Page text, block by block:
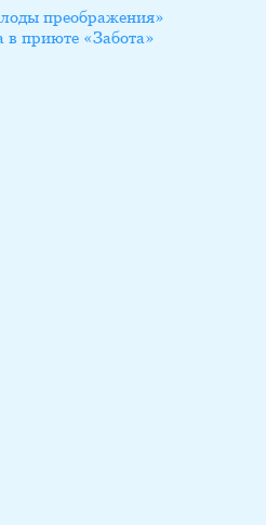
преображения»
в приюте «Забота»